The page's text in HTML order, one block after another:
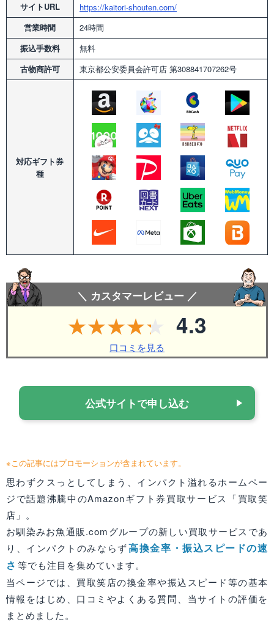
サイトURL
https://kaitori-shouten.com/
営業時間
24時間
振込手数料
無料
古物商許可
東京都公安委員会許可店第308841707262号
対応ギフト券
種
＼ カスタマーレビュー ／
4.3
口コミを見る
公式サイトで申し込む
※この記事にはプロモーションが含まれています。
思わずクスっとしてしまう、インパクト溢れるホームペー
ジで話題沸騰中のAmazonギフト券買取サービス「買取笑
店」。
お馴染みお魚通販.comグループの新しい買取サービスであ
り、インパクトのみならず高換金率・振込スピードの速
さ 等でも注目を集めています。
当ページでは、買取笑店の換金率や振込スピード等の基本
情報をはじめ、口コミやよくある質問、当サイトの評価を
まとめました。